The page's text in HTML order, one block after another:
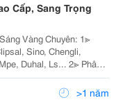
Cấp, Sang Trọng
Vàng Chuyên: 1≫
Sino, Chengli,
Ls... 2≫ Phân
Thất: Nét Việt, Euro,
Kim Lo
>1 năm